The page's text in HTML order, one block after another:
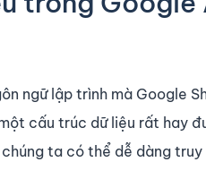
ngữ lập trình mà Google
cấu trúc dữ liệu rất hay
ta có thể dễ dàng